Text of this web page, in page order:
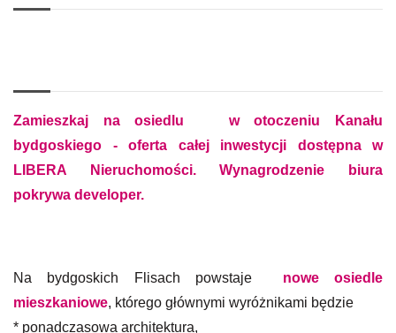
Zamieszkaj na osiedlu w otoczeniu Kanału
bydgoskiego - oferta całej inwestycji dostępna w
LIBERA Nieruchomości. Wynagrodzenie biura
pokrywa developer.
Na bydgoskich Flisach powstaje nowe osiedle
mieszkaniowe, którego głównymi wyróżnikami będzie
* ponadczasowa architektura,